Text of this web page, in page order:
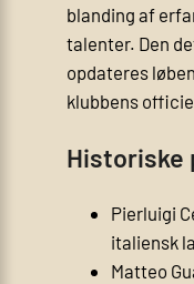
blanding af
talenter. Den
opdateres
klubbens
Historiske
Pierluigi
italiensk
Matteo